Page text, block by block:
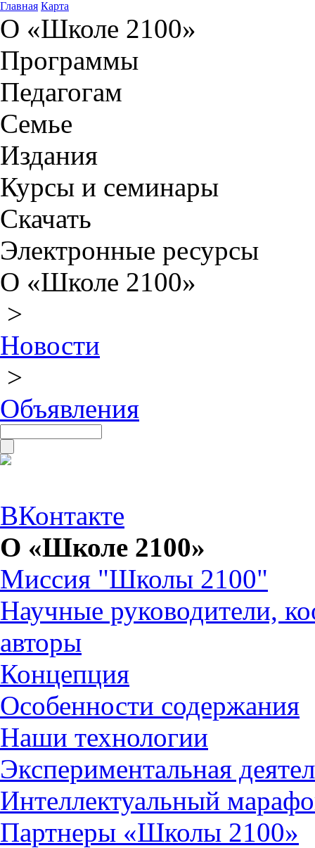
Главная Карта
О «Школе 2100»
Программы
Педагогам
Семье
Издания
Курсы и семинары
Скачать
Электронные ресурсы
О «Школе 2100»
>
Новости
>
Объявления
ВКонтакте
О «Школе 2100»
Миссия "Школы 2100"
Научные руководители,
авторы
Концепция
Особенности содержания
Наши технологии
Экспериментальная
Интеллектуальный
Партнеры «Школы 2100»